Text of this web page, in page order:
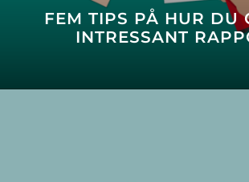
FEM TIPS PÅ HUR DU
INTRESSANT